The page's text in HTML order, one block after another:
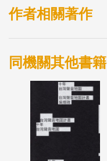
作者相關著作
同機關其他書籍